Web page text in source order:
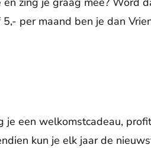
per maand ben je dan
een welkomstcadeau,
kun je elk jaar de